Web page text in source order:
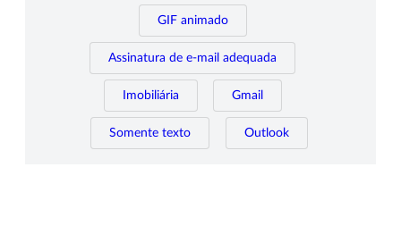
GIF animado
Assinatura de e-mail adequada
Imobiliária Gmail
Somente texto Outlook